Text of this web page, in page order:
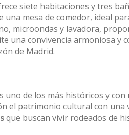
siete habitaciones y tres
una mesa de comedor, ideal
microondas y lavadora,
una convivencia armoniosa y
de Madrid.
uno de los más históricos y
el patrimonio cultural con una
que buscan vivir rodeados de